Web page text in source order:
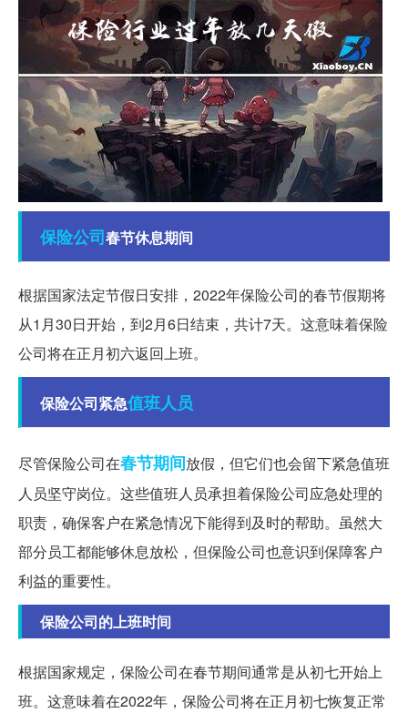
保险公司春节休息期间
根据国家法定节假日安排，2022年保险公司的春节假期将
从1月30日开始，到2月6日结束，共计7天。这意味着保险
公司将在正月初六返回上班。
保险公司紧急值班人员
尽管保险公司在春节期间放假，但它们也会留下紧急值班
人员坚守岗位。这些值班人员承担着保险公司应急处理的
职责，确保客户在紧急情况下能得到及时的帮助。虽然大
部分员工都能够休息放松，但保险公司也意识到保障客户
利益的重要性。
保险公司的上班时间
根据国家规定，保险公司在春节期间通常是从初七开始上
班。这意味着在2022年，保险公司将在正月初七恢复正常